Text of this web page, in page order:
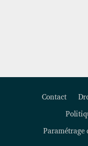
Contact
Paramétrage